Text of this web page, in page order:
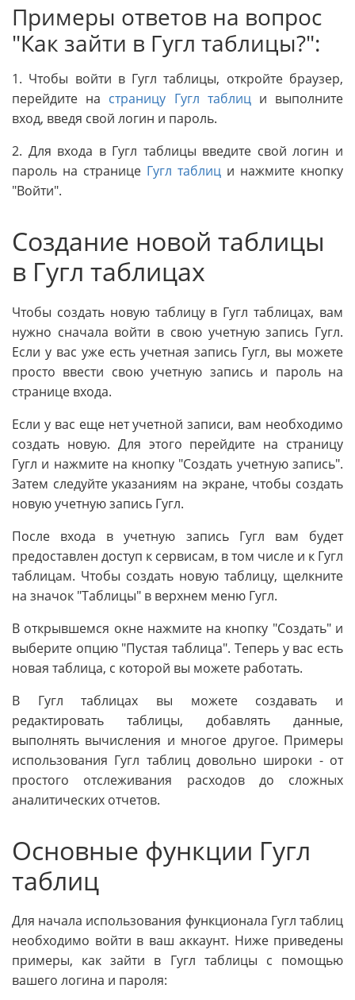
Примеры ответов на вопрос
"Как зайти в Гугл таблицы?":
1. Чтобы войти в Гугл таблицы, откройте браузер,
перейдите на страницу Гугл таблици выполните
вход, введя свой логин и пароль.
2. Для входа в Гугл таблицы введите свой логин и
пароль на странице Гугл таблиц и нажмите кнопку
"Войти".
Создание новой таблицы
в Гугл таблицах
Чтобы создать новую таблицу в Гугл таблицах, вам
нужно сначала войти в свою учетную запись Гугл.
Если у вас уже есть учетная запись Гугл, вы можете
просто ввести свою учетную запись и пароль на
странице входа.
Если у вас еще нет учетной записи, вам необходимо
создать новую. Для этого перейдите на страницу
Гугл и нажмите на кнопку "Создать учетную запись".
Затем следуйте указаниям на экране, чтобы создать
новую учетную запись Гугл.
После входа в учетную запись Гугл вам будет
предоставлен доступ к сервисам, в том числе и к Гугл
таблицам. Чтобы создать новую таблицу, щелкните
на значок "Таблицы" в верхнем меню Гугл.
В открывшемся окне нажмите на кнопку "Создать" и
выберите опцию "Пустая таблица". Теперь у вас есть
новая таблица, с которой вы можете работать.
В Гугл таблицах вы можете создавать и
редактировать таблицы, добавлять данные,
выполнять вычисления и многое другое. Примеры
использования Гугл таблиц довольно широки - от
простого отслеживания расходов до сложных
аналитических отчетов.
Основные функции Гугл
таблиц
Для начала использования функционала Гугл таблиц
необходимо войти в ваш аккаунт. Ниже приведены
примеры, как зайти в Гугл таблицы с помощью
вашего логина и пароля: